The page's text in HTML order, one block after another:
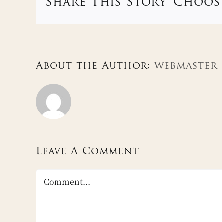
Share This Story,
About the Author: webmaster
Leave A Comment